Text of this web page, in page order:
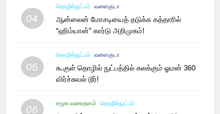
04
தொழில்நுட்பம் வளைகுடா
ஆன்லைன் மோசடியைத் தடுக்க கத்தாரில்
“ஹிம்யான்” கார்டு அறிமுகம்!
05
தொழில்நுட்பம் வளைகுடா
கூகுள் தொழில் நுட்பத்தில் கலக்கும் ஓமன் 360
விர்ச்சுவல் டூர்!
06
சமூக வலைதளம் தொழில்நுட்பம்